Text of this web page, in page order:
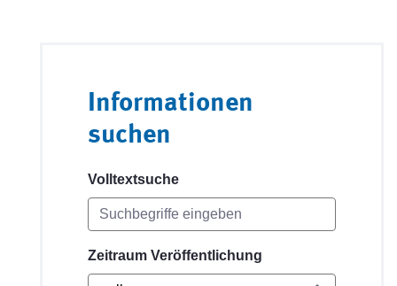
Informationen
suchen
Volltextsuche
Zeitraum Veröffentlichung